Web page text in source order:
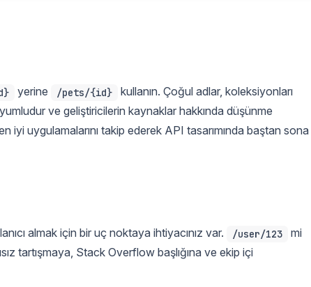
yerine /pets/{id}
kullanın. Çoğul adlar, koleksiyonları
ve geliştiricilerin kaynaklar hakkında düşünme
uygulamalarını takip ederek API tasarımında baştan sona
almak için bir uç noktaya ihtiyacınız var. /user/123
mi
tartışmaya, Stack Overflow başlığına ve ekip içi